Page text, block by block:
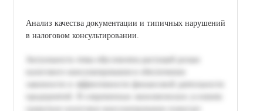
Анализ качества документации и типичных нарушений
в налоговом консультировании.